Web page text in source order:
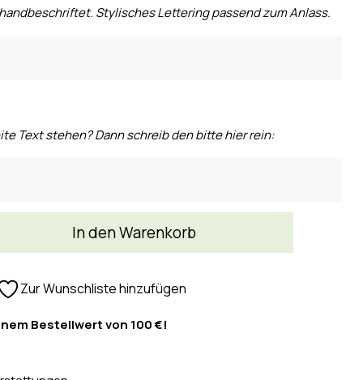
Stylisches Lettering passend zum Anlass.
Text stehen? Dann schreib den bitte hier rein:
In den Warenkorb
Zur Wunschliste hinzufügen
Bestellwert von 100 €!